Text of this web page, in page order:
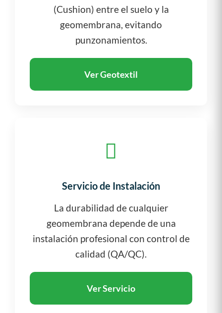
(Cushion) entre el suelo y la
geomembrana, evitando
punzonamientos.
Ver Geotextil
Servicio de Instalación
La durabilidad de cualquier
geomembrana depende de una
instalación profesional con control de
calidad (QA/QC).
Ver Servicio